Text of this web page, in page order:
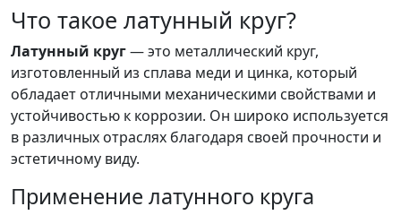
Что такое латунный круг?
Латунный круг— это металлический круг,
изготовленный из сплава меди и цинка, который
обладает отличными механическими свойствами и
устойчивостью к коррозии. Он широко используется
в различных отраслях благодаря своей прочности и
эстетичному виду.
Применение латунного круга